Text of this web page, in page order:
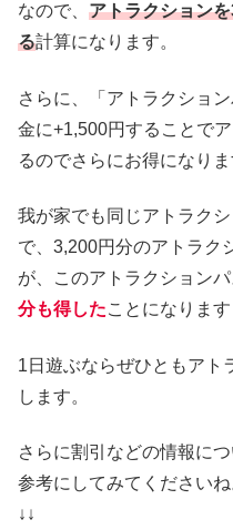
なので、 アトラクション
る計算になります。
さらに、「アトラクショ
金に+1,500円することで
るのでさらにお得になりま
我が家でも同じアトラク
で、3,200円分のアトラク
が、このアトラクション
分も得したことになります
1日遊ぶならぜひともアト
します。
さらに割引などの情報に
参考にしてみてくださいね
↓↓